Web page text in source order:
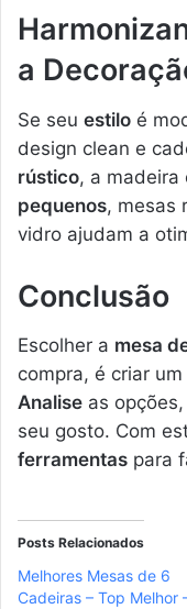
a
Se seu estilo é
design clean e
rústico, a madeira
pequenos, mesas
vidro ajudam a
Conclusão
Escolher a mesa
compra, é criar
Analise as
seu gosto. Com
ferramentas para
Posts Relacionados
Melhores Mesas de 6
Cadeiras – Top Melhor